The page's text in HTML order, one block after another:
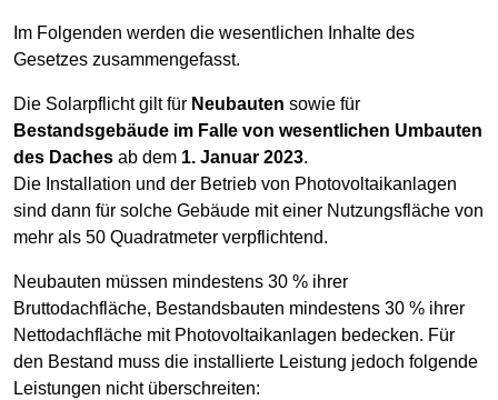
Im Folgenden werden die wesentlichen Inhalte des
Gesetzes zusammengefasst.
Die Solarpflicht gilt für Neubauten sowie für
Bestandsgebäude im Falle von wesentlichen Umbauten
des Daches ab dem 1. Januar 2023.
Die Installation und der Betrieb von Photovoltaikanlagen
sind dann für solche Gebäude mit einer Nutzungsfläche von
mehr als 50 Quadratmeter verpflichtend.
Neubauten müssen mindestens 30 % ihrer
Bruttodachfläche, Bestandsbauten mindestens 30 % ihrer
Nettodachfläche mit Photovoltaikanlagen bedecken. Für
den Bestand muss die installierte Leistung jedoch folgende
Leistungen nicht überschreiten: